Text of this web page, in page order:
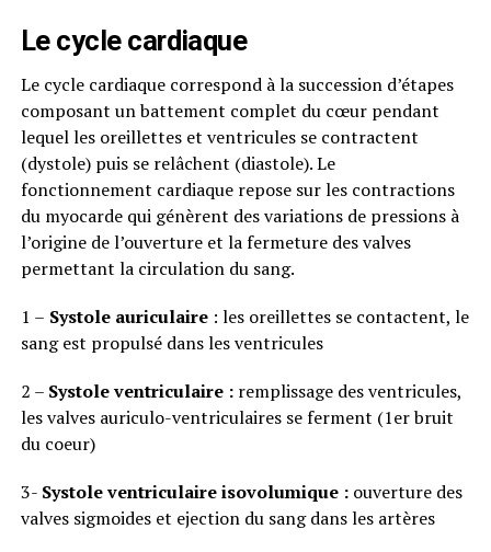
Le cycle cardiaque
Le cycle cardiaque correspond à la succession d’étapes
composant un battement complet du cœur pendant
lequel les oreillettes et ventricules se contractent
(dystole) puis se relâchent (diastole). Le
fonctionnement cardiaque repose sur les contractions
du myocarde qui génèrent des variations de pressions à
l’origine de l’ouverture et la fermeture des valves
permettant la circulation du sang.
1 – Systole auriculaire: les oreillettes se contactent, le
sang est propulsé dans les ventricules
2 – Systole ventriculaire :remplissage des ventricules,
les valves auriculo-ventriculaires se ferment (1er bruit
du coeur)
3- Systole ventriculaire isovolumique :ouverture des
valves sigmoides et ejection du sang dans les artères